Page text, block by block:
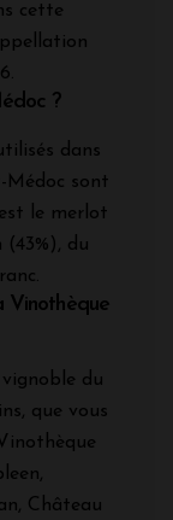
cette
?
dans
Médoc sont
le merlot
(43%), du
Vinothèque
du
que vous
Château